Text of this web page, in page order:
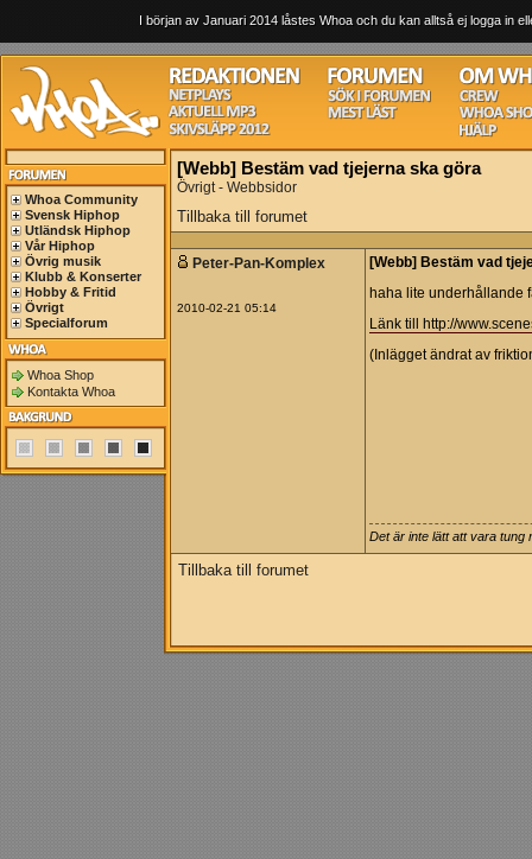
I början av Januari 2014 låstes Whoa och du kan alltså ej logga in
Whoa Community
Svensk Hiphop
Utländsk Hiphop
Vår Hiphop
Övrig musik
Klubb & Konserter
Hobby & Fritid
Övrigt
Specialforum
Whoa Shop
Kontakta Whoa
[Webb] Bestäm vad tjejerna ska göra
Övrigt - Webbsidor
Tillbaka till forumet
Peter-Pan-Komplex
2010-02-21 05:14
[Webb] Bestäm vad
haha lite underhållande
Länk till http://
(Inlägget ändrat av
Det är inte lätt att vara tung
Tillbaka till forumet